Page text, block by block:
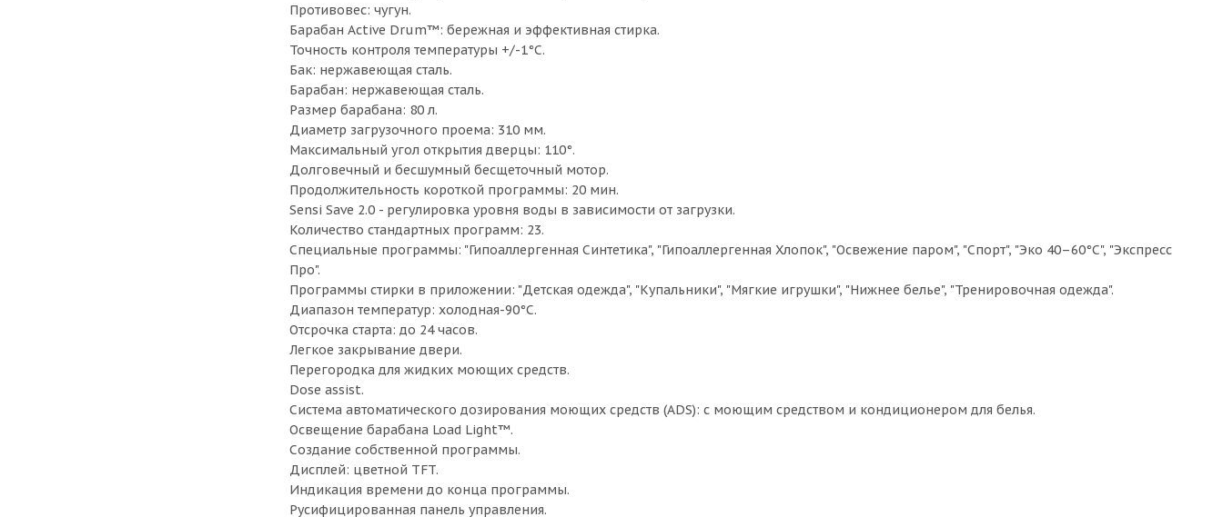
Противовес: чугун.
Барабан Active Drum™: бережная и эффективная стирка.
Точность контроля температуры +/-1°C.
Бак: нержавеющая сталь.
Барабан: нержавеющая сталь.
Размер барабана: 80 л.
Диаметр загрузочного проема: 310 мм.
Максимальный угол открытия дверцы: 110°.
Долговечный и бесшумный бесщеточный мотор.
Продолжительность короткой программы: 20 мин.
Sensi Save 2.0 - регулировка уровня воды в зависимости от загрузки.
Количество стандартных программ: 23.
Специальные программы: "Гипоаллергенная Синтетика", "Гипоаллергенная Хлопок", "Освежение паром", "Спорт", "Эко 40–60°C", "Экспресс
Про".
Программы стирки в приложении: "Детская одежда", "Купальники", "Мягкие игрушки", "Нижнее белье", "Тренировочная одежда".
Диапазон температур: холодная-90°C.
Отсрочка старта: до 24 часов.
Легкое закрывание двери.
Перегородка для жидких моющих средств.
Dose assist.
Система автоматического дозирования моющих средств (ADS): с моющим средством и кондиционером для белья.
Освещение барабана Load Light™.
Создание собственной программы.
Дисплей: цветной TFT.
Индикация времени до конца программы.
Русифицированная панель управления.